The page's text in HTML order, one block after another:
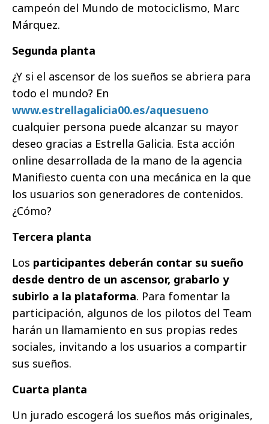
campeón del Mundo de motociclismo, Marc
Márquez.
Segunda planta
¿Y si el ascensor de los sueños se abriera para
todo el mundo? En
www.estrellagalicia00.es/aquesueno
cualquier persona puede alcanzar su mayor
deseo gracias a Estrella Galicia. Esta acción
online desarrollada de la mano de la agencia
Manifiesto cuenta con una mecánica en la que
los usuarios son generadores de contenidos.
¿Cómo?
Tercera planta
Los participantes deberán contar su sueño
desde dentro de un ascensor, grabarlo y
subirlo a la plataforma. Para fomentar la
participación, algunos de los pilotos del Team
harán un llamamiento en sus propias redes
sociales, invitando a los usuarios a compartir
sus sueños.
Cuarta planta
Un jurado escogerá los sueños más originales,